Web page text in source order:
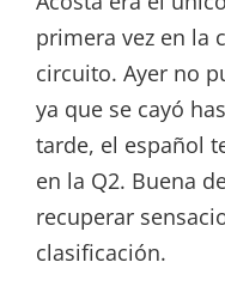
primera vez en la
circuito. Ayer no
ya que se cayó
tarde, el español
en la Q2. Buena
recuperar
clasificación.